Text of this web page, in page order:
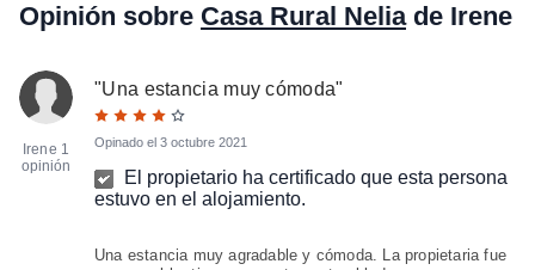
Opinión sobre Casa Rural Neliade Irene
Irene 1
opinión
"Una estancia muy cómoda"
Opinado el 3 octubre 2021
El propietario ha certificado que esta persona
estuvo en el alojamiento.
Una estancia muy agradable y cómoda. La propietaria fue